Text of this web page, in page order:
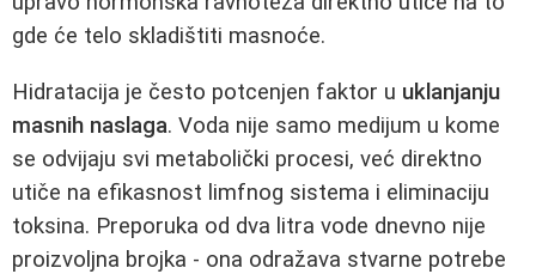
gde će telo skladištiti masnoće.
Hidratacija je često potcenjen faktor u uklanjanju
masnih naslaga. Voda nije samo medijum u kome
se odvijaju svi metabolički procesi, već direktno
utiče na efikasnost limfnog sistema i eliminaciju
toksina. Preporuka od dva litra vode dnevno nije
proizvoljna brojka - ona odražava stvarne potrebe